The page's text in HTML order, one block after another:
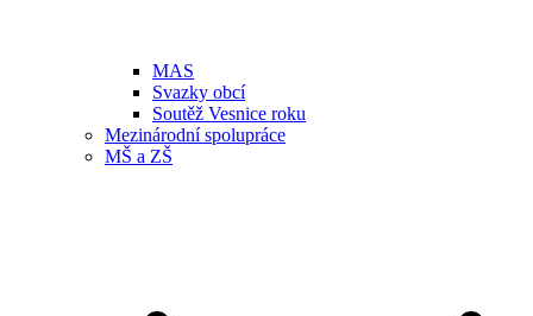
MAS
Svazky obcí
Soutěž Vesnice roku
Mezinárodní spolupráce
MŠ a ZŠ